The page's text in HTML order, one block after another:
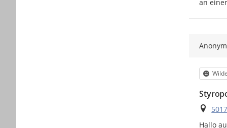
an
Anonym
Ort
Hallo